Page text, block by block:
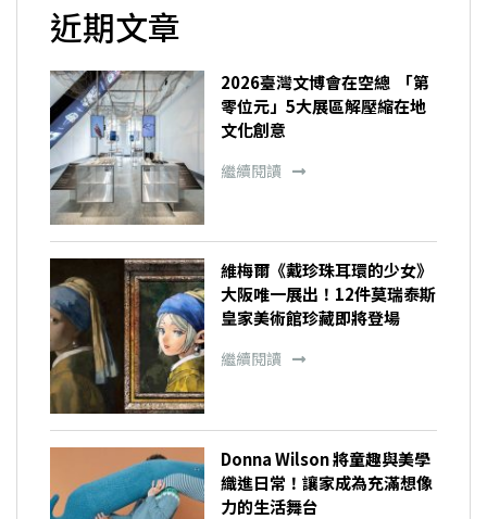
近期文章
2026臺灣文博會在空總 「第
零位元」5大展區解壓縮在地
文化創意
繼續閱讀
維梅爾《戴珍珠耳環的少女》
大阪唯一展出！12件莫瑞泰斯
皇家美術館珍藏即將登場
繼續閱讀
Donna Wilson 將童趣與美學
織進日常！讓家成為充滿想像
力的生活舞台